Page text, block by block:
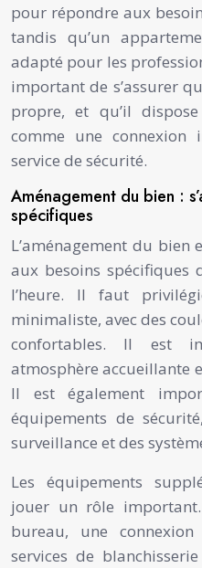
pour répondre aux
tandis qu’un
adapté pour les
important de s’assurer
propre, et qu’il dispose
comme une
service de sécurité.
Aménagement du bien :
spécifiques
L’aménagement du bien
aux besoins spécifiques
l’heure. Il faut
minimaliste, avec des
confortables. Il est
atmosphère accueillante
Il est également
équipements de
surveillance et des
Les équipements
jouer un rôle
bureau, une
services de